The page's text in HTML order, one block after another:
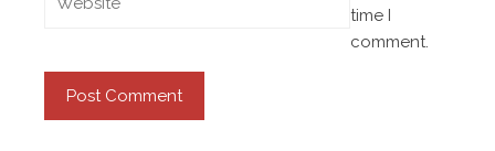
time I
comment.